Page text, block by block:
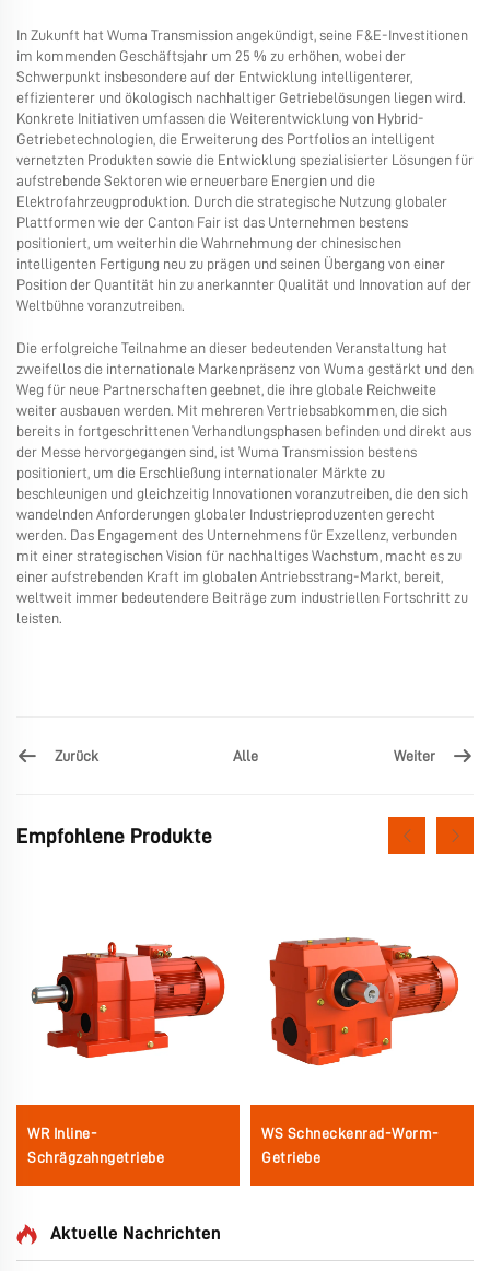
In Zukunft hat Wuma Transmission angekündigt, seine F&E-Investitionen
im kommenden Geschäftsjahr um 25 % zu erhöhen, wobei der
Schwerpunkt insbesondere auf der Entwicklung intelligenterer,
effizienterer und ökologisch nachhaltiger Getriebelösungen liegen wird.
Konkrete Initiativen umfassen die Weiterentwicklung von Hybrid-
Getriebetechnologien, die Erweiterung des Portfolios an intelligent
vernetzten Produkten sowie die Entwicklung spezialisierter Lösungen für
aufstrebende Sektoren wie erneuerbare Energien und die
Elektrofahrzeugproduktion. Durch die strategische Nutzung globaler
Plattformen wie der Canton Fair ist das Unternehmen bestens
positioniert, um weiterhin die Wahrnehmung der chinesischen
intelligenten Fertigung neu zu prägen und seinen Übergang von einer
Position der Quantität hin zu anerkannter Qualität und Innovation auf der
Weltbühne voranzutreiben.
Die erfolgreiche Teilnahme an dieser bedeutenden Veranstaltung hat
zweifellos die internationale Markenpräsenz von Wuma gestärkt und den
Weg für neue Partnerschaften geebnet, die ihre globale Reichweite
weiter ausbauen werden. Mit mehreren Vertriebsabkommen, die sich
bereits in fortgeschrittenen Verhandlungsphasen befinden und direkt aus
der Messe hervorgegangen sind, ist Wuma Transmission bestens
positioniert, um die Erschließung internationaler Märkte zu
beschleunigen und gleichzeitig Innovationen voranzutreiben, die den sich
wandelnden Anforderungen globaler Industrieproduzenten gerecht
werden. Das Engagement des Unternehmens für Exzellenz, verbunden
mit einer strategischen Vision für nachhaltiges Wachstum, macht es zu
einer aufstrebenden Kraft im globalen Antriebsstrang-Markt, bereit,
weltweit immer bedeutendere Beiträge zum industriellen Fortschritt zu
leisten.
Zurück Alle Weiter
Empfohlene Produkte
WR Inline-
Schrägzahngetriebe
WS Schneckenrad-Worm-
Getriebe
Aktuelle Nachrichten